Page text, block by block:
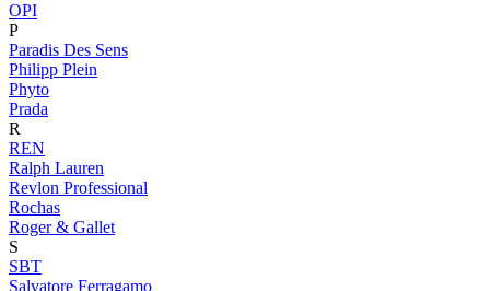
OPI
P
Paradis Des Sens
Philipp Plein
Phyto
Prada
R
REN
Ralph Lauren
Revlon Professional
Rochas
Roger & Gallet
S
SBT
Salvatore Ferragamo